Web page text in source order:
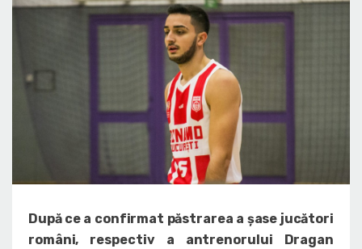
După ce a confirmat păstrarea a șase jucători
români, respectiv a antrenorului Dragan